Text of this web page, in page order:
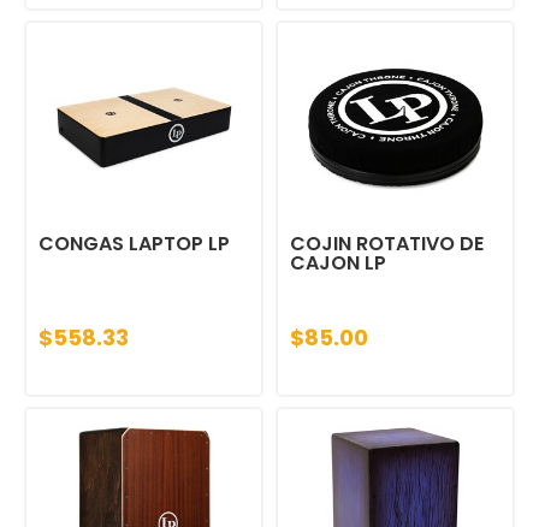
CONGAS LAPTOP LP
$558.33
COJIN ROTATIVO DE
CAJON LP
$85.00